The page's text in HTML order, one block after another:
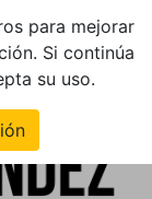
para mejorar
Si continúa
su uso.